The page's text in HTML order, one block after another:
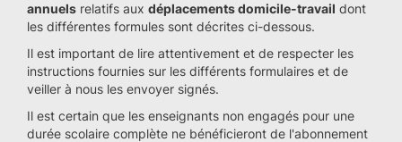
annuels relatifs aux déplacements domicile-travail dont
les différentes formules sont décrites ci-dessous.
Il est important de lire attentivement et de respecter les
instructions fournies sur les différents formulaires et de
veiller à nous les envoyer signés.
Il est certain que les enseignants non engagés pour une
durée scolaire complète ne bénéficieront de l'abonnement